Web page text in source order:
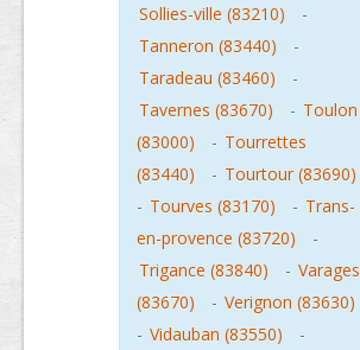
Sollies-ville (83210)
-
Tanneron (83440)
-
Taradeau (83460)
-
Tavernes (83670)
- Toulon
(83000)
- Tourrettes
(83440)
- Tourtour (83690)
- Tourves (83170) - Trans-
en-provence (83720)
-
Trigance (83840)
- Varages
(83670)
- Verignon (83630)
- Vidauban (83550)
-